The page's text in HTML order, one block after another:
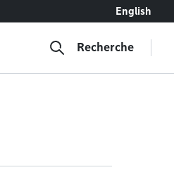
English
Recherche